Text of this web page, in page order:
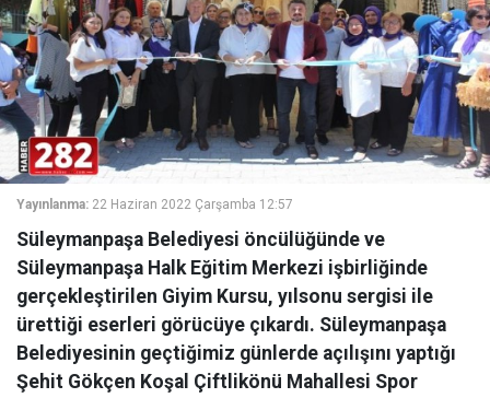
Yayınlanma: 22 Haziran 2022 Çarşamba 12:57
Süleymanpaşa Belediyesi öncülüğünde ve
Süleymanpaşa Halk Eğitim Merkezi işbirliğinde
gerçekleştirilen Giyim Kursu, yılsonu sergisi ile
ürettiği eserleri görücüye çıkardı. Süleymanpaşa
Belediyesinin geçtiğimiz günlerde açılışını yaptığı
Şehit Gökçen Koşal Çiftlikönü Mahallesi Spor